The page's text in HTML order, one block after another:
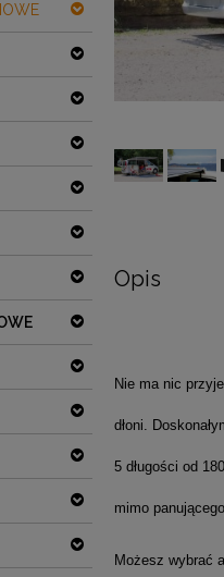
Opis
Nie ma nic
dłoni.
5 długości od
mimo panującego
Możesz wybrać